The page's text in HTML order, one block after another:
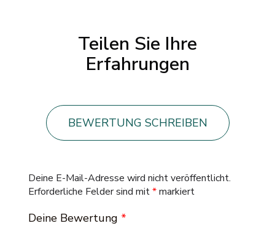
Teilen Sie Ihre
Erfahrungen
BEWERTUNG SCHREIBEN
Deine E-Mail-Adresse wird nicht veröffentlicht.
Erforderliche Felder sind mit*markiert
Deine Bewertung *